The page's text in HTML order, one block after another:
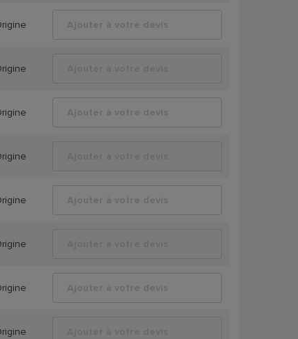
Ajouter à votre devis
Ajouter à votre devis
Ajouter à votre devis
Ajouter à votre devis